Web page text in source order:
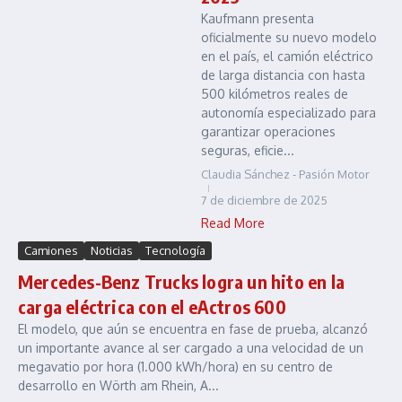
Kaufmann presenta
oficialmente su nuevo modelo
en el país, el camión eléctrico
de larga distancia con hasta
500 kilómetros reales de
autonomía especializado para
garantizar operaciones
seguras, eficie...
Claudia Sánchez - Pasión Motor
7 de diciembre de 2025
Read More
Camiones Noticias Tecnología
Mercedes-Benz Trucks logra un hito en la
carga eléctrica con el eActros 600
El modelo, que aún se encuentra en fase de prueba, alcanzó
un importante avance al ser cargado a una velocidad de un
megavatio por hora (1.000 kWh/hora) en su centro de
desarrollo en Wörth am Rhein, A...